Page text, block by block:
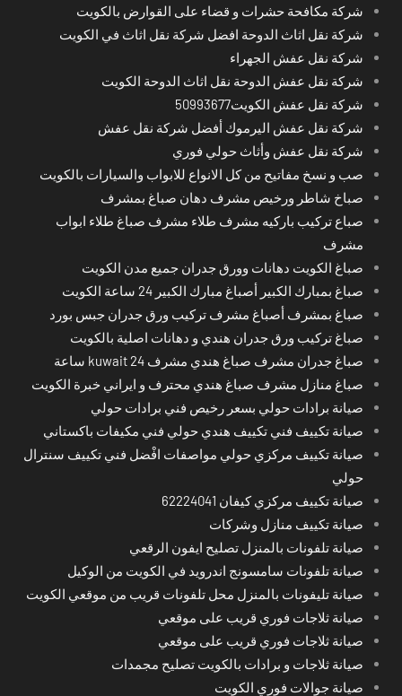
شركة مكافحة حشرات و قضاء على القوارض بالكويت
شركة نقل اثاث الدوحة افضل شركة نقل اثاث في الكويت
شركة نقل عفش الجهراء
شركة نقل عفش الدوحة نقل اثاث الدوحة الكويت
شركة نقل عفش الكويت50993677
شركة نقل عفش اليرموك أفضل شركة نقل عفش
شركة نقل عفش وأثاث حولي فوري
صب و نسخ مفاتيح من كل الانواع للابواب والسيارات بالكويت
صباخ شاطر ورخيص مشرف دهان صباغ بمشرف
صباع تركيب باركيه مشرف طلاء مشرف صباغ طلاء ابواب
مشرف
صباغ الكويت دهانات وورق جدران جميع مدن الكويت
صباغ بمبارك الكبير أصباغ مبارك الكبير 24 ساعة الكويت
صباغ بمشرف أصباغ مشرف تركيب ورق جدران جبس بورد
صباغ تركيب ورق جدران هندي و دهانات اصلية بالكويت
صباغ جدران مشرف صباغ هندي مشرف kuwait 24 ساعة
صباغ منازل مشرف صباغ هندي محترف و ايراني خبرة الكويت
صيانة برادات حولي بسعر رخيص فني برادات حولي
صيانة تكييف فني تكييف هندي حولي فني مكيفات باكستاني
صيانة تكييف مركزي حولي مواصفات افْضل فني تكييف سنترال
حولي
صيانة تكييف مركزي كيفان 62224041
صيانة تكييف منازل وشركات
صيانة تلفونات بالمنزل تصليح ايفون الرقعي
صيانة تلفونات سامسونج اندرويد في الكويت من الوكيل
صيانة تليفونات بالمنزل محل تلفونات قريب من موقعي الكويت
صيانة ثلاجات فوري قريب على موقعي
صيانة ثلاجات فوري قريب على موقعي
صيانة ثلاجات و برادات بالكويت تصليح مجمدات
صيانة جوالات فوري الكويت